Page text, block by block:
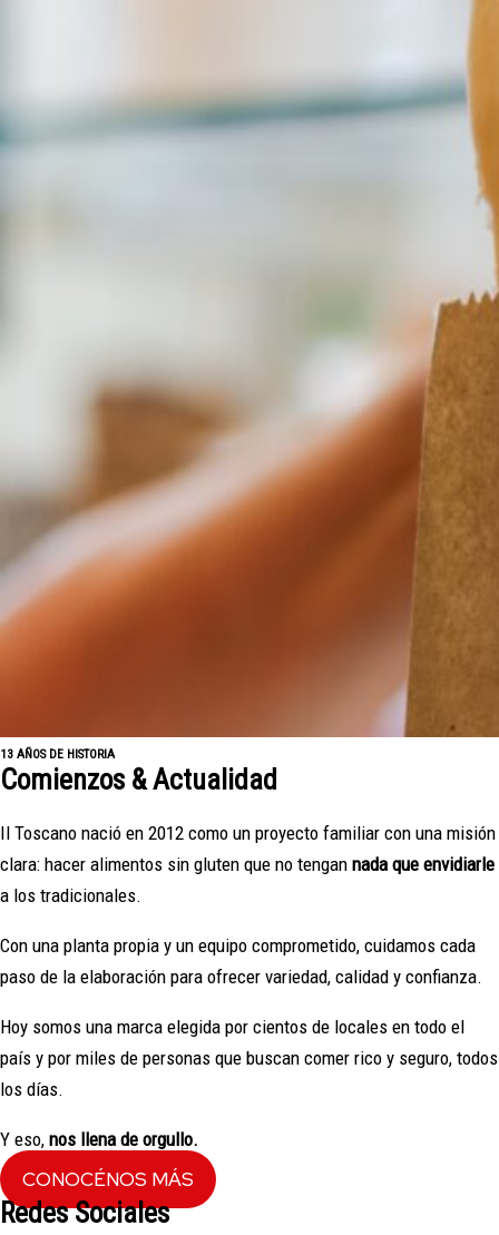
13 AÑOS DE HISTORIA
Comienzos & Actualidad
Il Toscano nació en 2012 como un proyecto familiar con una misión
clara: hacer alimentos sin gluten que no tengan nada que envidiarle
a los tradicionales.
Con una planta propia y un equipo comprometido, cuidamos cada
paso de la elaboración para ofrecer variedad, calidad y confianza.
Hoy somos una marca elegida por cientos de locales en todo el
país y por miles de personas que buscan comer rico y seguro, todos
los días.
Y eso, nos llena de orgullo.
CONOCÉNOS MÁS
Redes Sociales